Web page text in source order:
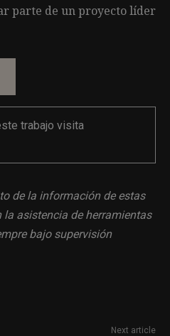
parte de un proyecto líder
trabajo visita
de la información de estas
asistencia de herramientas
bajo supervisión
Next article